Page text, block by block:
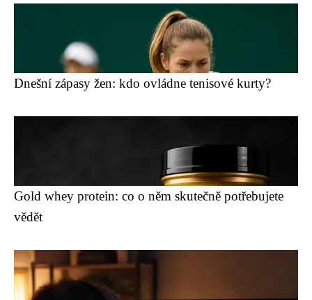
Dnešní zápasy žen: kdo ovládne tenisové kurty?
Gold whey protein: co o něm skutečně potřebujete
vědět